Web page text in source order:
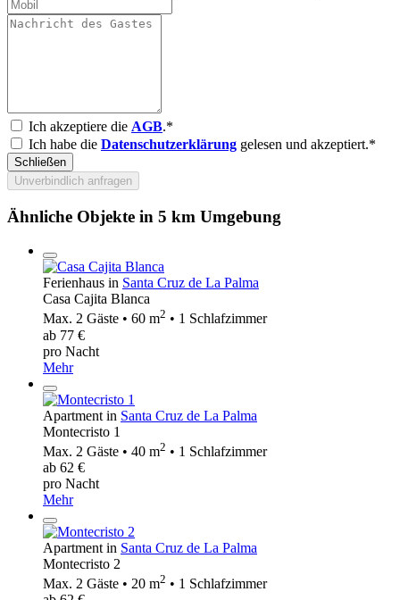
Ich akzeptiere die AGB.*
Ich habe die Datenschutzerklärung gelesen und akzeptiert.*
Schließen
Unverbindlich anfragen
Ähnliche Objekte in 5 km Umgebung
Ferienhaus in Santa Cruz de La Palma
Casa Cajita Blanca
Max. 2 Gäste • 60 m2 • 1 Schlafzimmer
ab 77 €
pro Nacht
Mehr
Apartment in Santa Cruz de La Palma
Montecristo 1
Max. 2 Gäste • 40 m2 • 1 Schlafzimmer
ab 62 €
pro Nacht
Mehr
Apartment in Santa Cruz de La Palma
Montecristo 2
Max. 2 Gäste • 20 m2 • 1 Schlafzimmer